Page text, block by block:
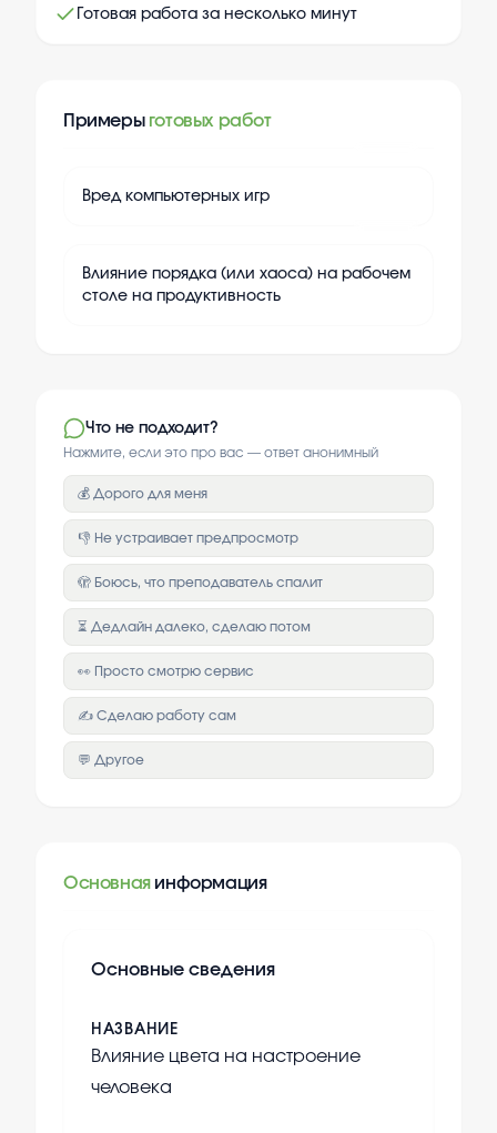
Готовая работа за несколько минут
Примеры готовых работ
Вред компьютерных игр
Влияние порядка (или хаоса) на рабочем
столе на продуктивность
Что не подходит?
Нажмите, если это про вас — ответ анонимный
💰 Дорого для меня
👎 Не устраивает предпросмотр
🫣 Боюсь, что преподаватель спалит
⏳ Дедлайн далеко, сделаю потом
👀 Просто смотрю сервис
✍️ Сделаю работу сам
💬 Другое
Основная информация
Основные сведения
НАЗВАНИЕ
Влияние цвета на настроение
человека